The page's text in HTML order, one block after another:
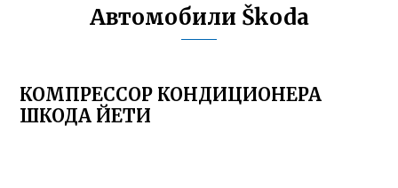
Автомобили Škoda
КОМПРЕССОР КОНДИЦИОНЕРА
ШКОДА ЙЕТИ